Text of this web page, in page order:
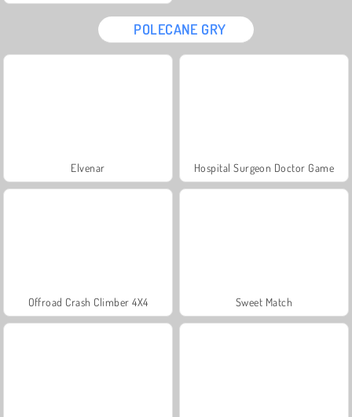
POLECANE GRY
Elvenar Hospital Surgeon Doctor Game
Offroad Crash Climber 4X4 Sweet Match